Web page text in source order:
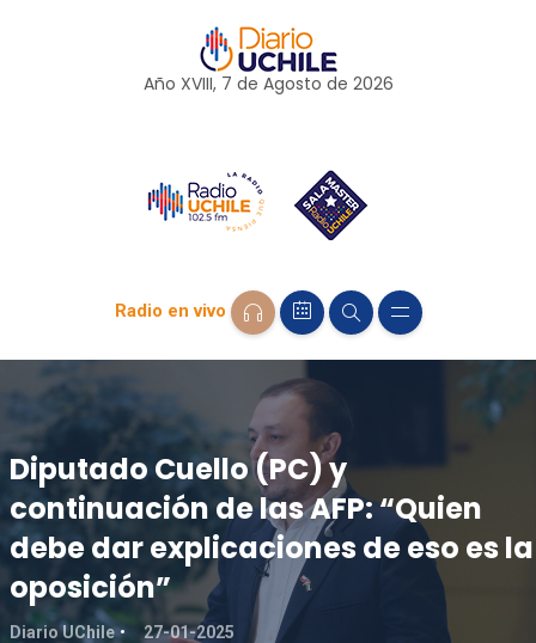
Año XVIII, 7 de Agosto de 2026
Radio en vivo
Diputado Cuello (PC) y
continuación de las AFP: “Quien
debe dar explicaciones de eso es la
oposición”
Diario UChile 27-01-2025